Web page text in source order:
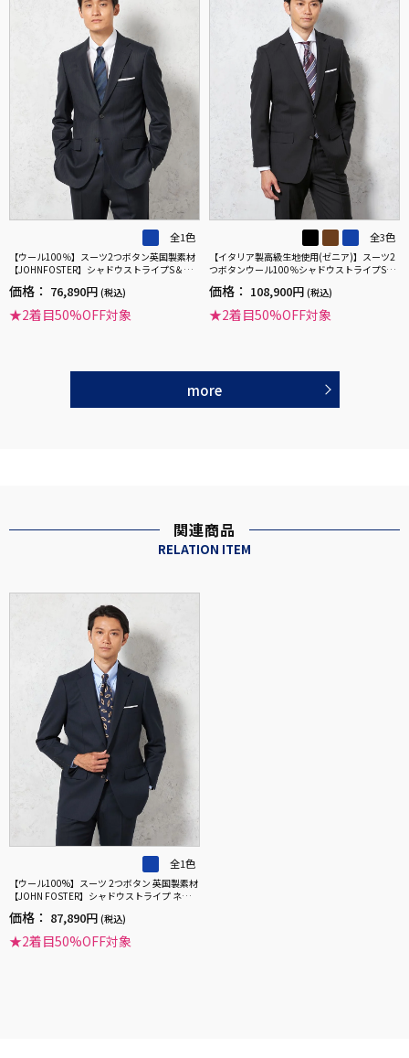
全1色
【ウール100％】スーツ2つボタン英国製素材
【JOHNFOSTER】シャドウストライプS＆MB
価格： 76,890円 (税込)
★2着目50%OFF対象
全3色
【イタリア製高級生地使用(ゼニア)】スーツ2
つボタンウール100％シャドウストライプSTO
価格： 108,900円 (税込)
★2着目50%OFF対象
more
関連商品
RELATION ITEM
全1色
【ウール100%】スーツ 2つボタン 英国製素材
【JOHN FOSTER】シャドウストライプ ネイビ
価格： 87,890円 (税込)
★2着目50%OFF対象